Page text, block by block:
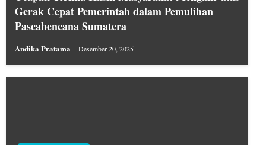
Gerak Cepat Pemerintah dalam Pemulihan
Pascabencana Sumatera
Andika Pratama Desember 20, 2025